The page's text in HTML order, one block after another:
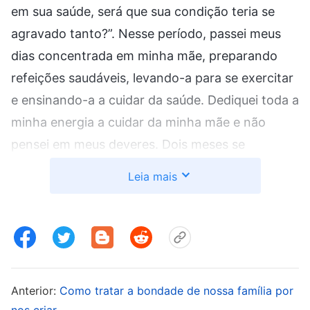
em sua saúde, será que sua condição teria se
agravado tanto?”. Nesse período, passei meus
dias concentrada em minha mãe, preparando
refeições saudáveis, levando-a para se exercitar
e ensinando-a a cuidar da saúde. Dediquei toda a
minha energia a cuidar da minha mãe e não
pensei em meus deveres. Dois meses se
Naquele dia, meus tios foram à minha casa. A
repente, me perguntaram: “Você vai embora
Leia mais
Anterior: Como tratar a bondade de nossa família por